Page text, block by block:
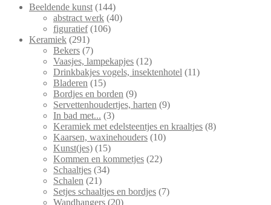
Beeldende kunst 144144
producten
abstract werk 4040
figuratief 106106
Keramiek 291291
producten
Bekers 77
producten
Vaasjes, lampekapjes 1212
producten
Drinkbakjes vogels, insektenhotel 1111
Bladeren 1515
producten
Bordjes en borden 99
producten
Servettenhoudertjes, harten 99
In bad met... 33
producten
Keramiek met edelsteentjes en kraaltjes 88
Kaarsen, waxinehouders 1010
Kunst(jes) 1515
producten
Kommen en kommetjes 2222
Schaaltjes 3434
Schalen 2121
producten
Setjes schaaltjes en bordjes 77
Wandhangers 2020